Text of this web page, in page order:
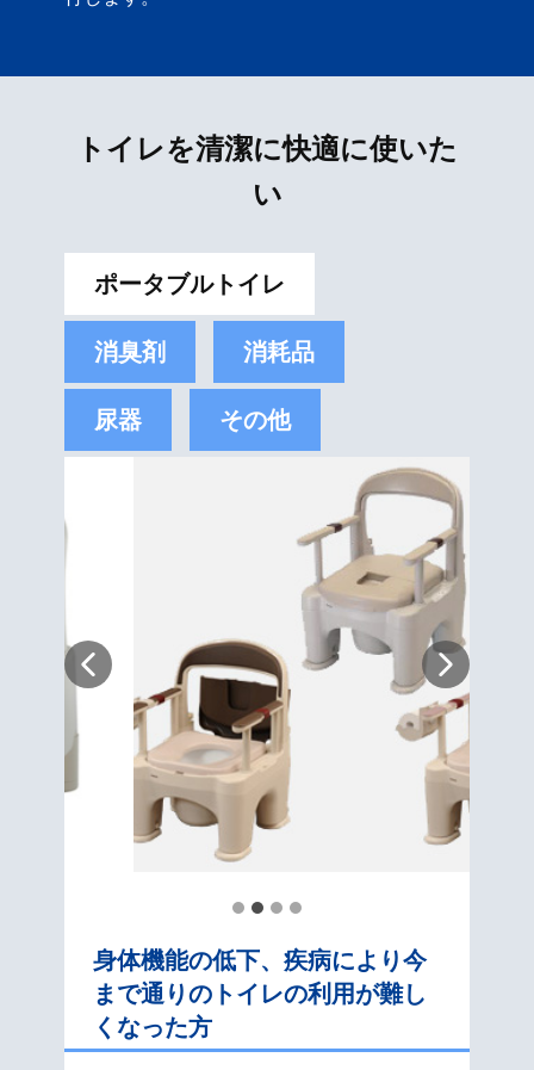
トイレを清潔に快適に使いた
い
ポータブルトイレ
消臭剤 消耗品
尿器 その他
身体機能の低下、疾病により今
まで通りのトイレの利用が難し
くなった方